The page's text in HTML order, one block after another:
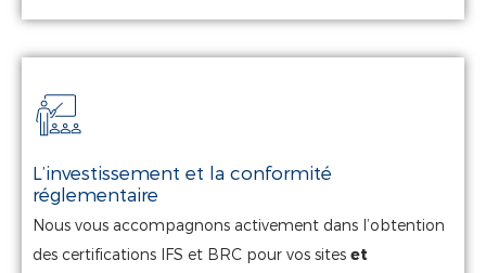
L’investissement et la conformité
réglementaire
Nous vous accompagnons activement dans l’obtention
des certifications IFS et BRC pour vos siteset